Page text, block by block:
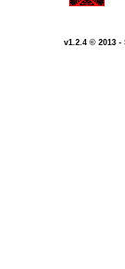
v1.2.4 © 2013